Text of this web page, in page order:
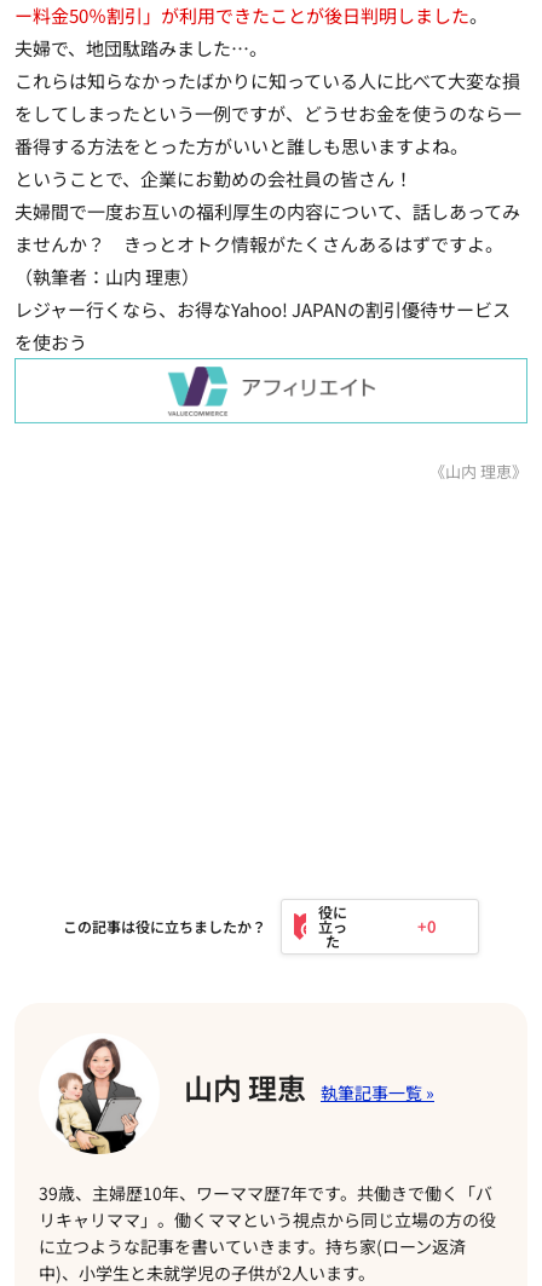
ー料金50％割引」が利用できたことが後日判明しました。
夫婦で、地団駄踏みました…。
これらは知らなかったばかりに知っている人に比べて大変な損
をしてしまったという一例ですが、どうせお金を使うのなら一
番得する方法をとった方がいいと誰しも思いますよね。
ということで、企業にお勤めの会社員の皆さん！
夫婦間で一度お互いの福利厚生の内容について、話しあってみ
ませんか？ きっとオトク情報がたくさんあるはずですよ。
（執筆者：山内 理恵）
レジャー行くなら、お得なYahoo! JAPANの割引優待サービス
を使おう
《山内 理恵》
この記事は役に立ちましたか？ +0
山内 理恵
39歳、主婦歴10年、ワーママ歴7年です。共働きで働く「バ
リキャリママ」。働くママという視点から同じ立場の方の役
に立つような記事を書いていきます。持ち家(ローン返済
中)、小学生と未就学児の子供が2人います。